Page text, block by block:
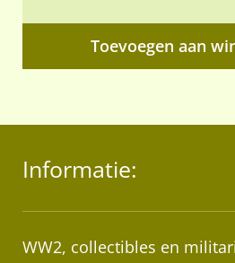
Toevoegen aan
Informatie:
WW2, collectibles en